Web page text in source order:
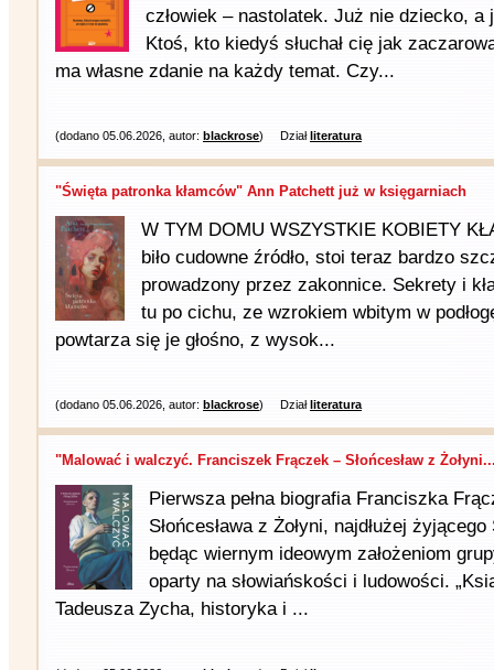
człowiek – nastolatek. Już nie dziecko, a
Ktoś, kto kiedyś słuchał cię jak
ma własne zdanie na każdy temat. Czy...
(dodano 05.06.2026, autor: blackrose) Działliteratura
"Święta patronka kłamców" Ann Patchett już w księgarniach
W TYM DOMU WSZYSTKIE KOBIETY
biło cudowne źródło, stoi teraz bardzo
prowadzony przez zakonnice. Sekrety i
tu po cichu, ze wzrokiem wbitym w
powtarza się je głośno, z wysok...
(dodano 05.06.2026, autor: blackrose) Działliteratura
"Malować i walczyć. Franciszek Frączek – Słońcesław z
Pierwsza pełna biografia Franciszka
Słońcesława z Żołyni, najdłużej
będąc wiernym ideowym założeniom
oparty na słowiańskości i ludowości.
Tadeusza Zycha, historyka i ...